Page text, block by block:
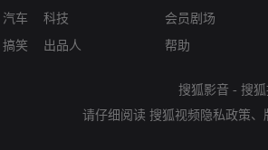
汽车
搞笑
科技
出品人
会员剧场
帮助
搜狐影音 - 搜
请仔细阅读 搜狐视频隐私政策、